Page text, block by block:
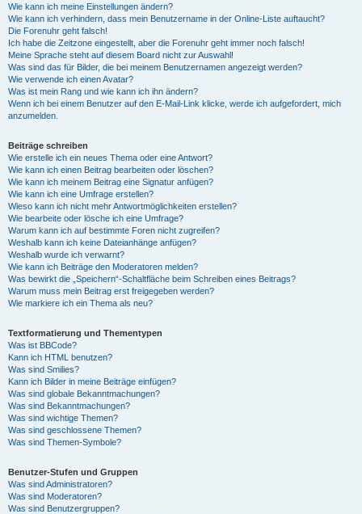
Wie kann ich meine Einstellungen ändern?
Wie kann ich verhindern, dass mein Benutzername in der Online-Liste auftaucht?
Die Forenuhr geht falsch!
Ich habe die Zeitzone eingestellt, aber die Forenuhr geht immer noch falsch!
Meine Sprache steht auf diesem Board nicht zur Auswahl!
Was sind das für Bilder, die bei meinem Benutzernamen angezeigt werden?
Wie verwende ich einen Avatar?
Was ist mein Rang und wie kann ich ihn ändern?
Wenn ich bei einem Benutzer auf den E-Mail-Link klicke, werde ich aufgefordert, mich
anzumelden.
Beiträge schreiben
Wie erstelle ich ein neues Thema oder eine Antwort?
Wie kann ich einen Beitrag bearbeiten oder löschen?
Wie kann ich meinem Beitrag eine Signatur anfügen?
Wie kann ich eine Umfrage erstellen?
Wieso kann ich nicht mehr Antwortmöglichkeiten erstellen?
Wie bearbeite oder lösche ich eine Umfrage?
Warum kann ich auf bestimmte Foren nicht zugreifen?
Weshalb kann ich keine Dateianhänge anfügen?
Weshalb wurde ich verwarnt?
Wie kann ich Beiträge den Moderatoren melden?
Was bewirkt die „Speichern“-Schaltfläche beim Schreiben eines Beitrags?
Warum muss mein Beitrag erst freigegeben werden?
Wie markiere ich ein Thema als neu?
Textformatierung und Thementypen
Was ist BBCode?
Kann ich HTML benutzen?
Was sind Smilies?
Kann ich Bilder in meine Beiträge einfügen?
Was sind globale Bekanntmachungen?
Was sind Bekanntmachungen?
Was sind wichtige Themen?
Was sind geschlossene Themen?
Was sind Themen-Symbole?
Benutzer-Stufen und Gruppen
Was sind Administratoren?
Was sind Moderatoren?
Was sind Benutzergruppen?